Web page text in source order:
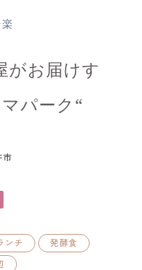
がお届けす
パーク“
市
ンチ
発酵食